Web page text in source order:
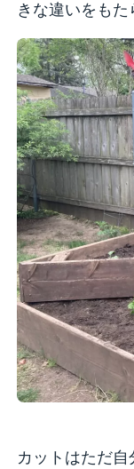
きな違いをもた
カットはただ